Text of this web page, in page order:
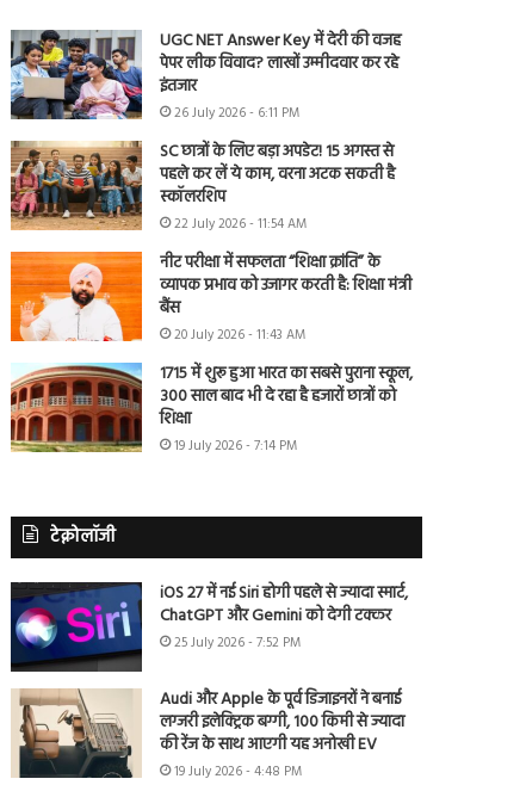
UGC NET Answer Key में देरी की वजह
पेपर लीक विवाद? लाखों उम्मीदवार कर रहे
इंतजार
26 July 2026 - 6:11 PM
SC छात्रों के लिए बड़ा अपडेट! 15 अगस्त से
पहले कर लें ये काम, वरना अटक सकती है
स्कॉलरशिप
22 July 2026 - 11:54 AM
नीट परीक्षा में सफलता “शिक्षा क्रांति” के
व्यापक प्रभाव को उजागर करती है: शिक्षा मंत्री
बैंस
20 July 2026 - 11:43 AM
1715 में शुरू हुआ भारत का सबसे पुराना स्कूल,
300 साल बाद भी दे रहा है हजारों छात्रों को
शिक्षा
19 July 2026 - 7:14 PM
टेक्नोलॉजी
iOS 27 में नई Siri होगी पहले से ज्यादा स्मार्ट,
ChatGPT और Gemini को देगी टक्कर
25 July 2026 - 7:52 PM
Audi और Apple के पूर्व डिजाइनरों ने बनाई
लग्जरी इलेक्ट्रिक बग्गी, 100 किमी से ज्यादा
की रेंज के साथ आएगी यह अनोखी EV
19 July 2026 - 4:48 PM